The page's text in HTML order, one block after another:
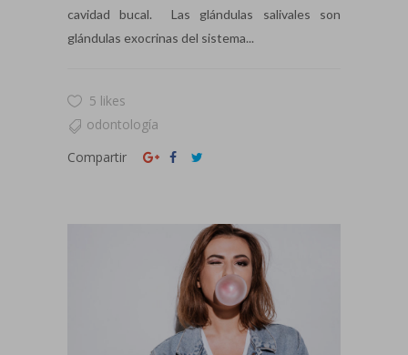
cavidad bucal. Las glándulas salivales son
glándulas exocrinas del sistema...
5 likes
odontología
Compartir